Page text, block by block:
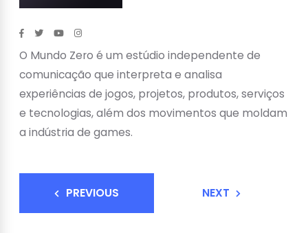
O Mundo Zero é um estúdio independente de
comunicação que interpreta e analisa
experiências de jogos, projetos, produtos, serviços
e tecnologias, além dos movimentos que moldam
a indústria de games.
PREVIOUS NEXT